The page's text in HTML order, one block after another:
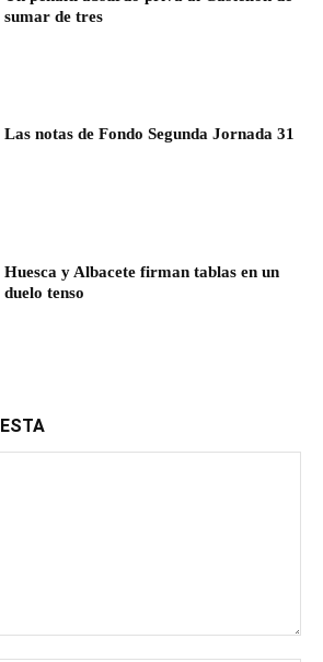
sumar de tres
Las notas de Fondo Segunda Jornada 31
Huesca y Albacete firman tablas en un
duelo tenso